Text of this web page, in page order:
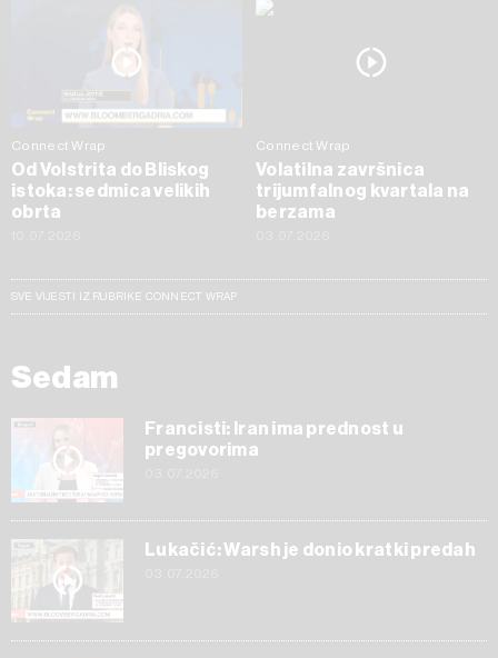
Connect Wrap
Od Volstrita do Bliskog
istoka: sedmica velikih
obrta
Connect Wrap
Volatilna završnica
trijumfalnog kvartala na
berzama
SVE VIJESTI IZ RUBRIKE CONNECT WRAP
Sedam
Francisti: Iran ima prednost u
pregovorima
Lukačić: Warsh je donio kratki predah